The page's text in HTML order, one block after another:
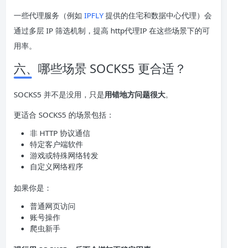
一些代理服务（例如 IPFLY提供的住宅和数据中心代理）会
通过多层 IP 筛选机制，提高 http代理IP 在这些场景下的可
用率。
六、哪些场景 SOCKS5 更合适？
SOCKS5 并不是没用，只是用错地方问题很大。
更适合 SOCKS5 的场景包括：
非 HTTP 协议通信
特定客户端软件
游戏或特殊网络转发
自定义网络程序
如果你是：
普通网页访问
账号操作
爬虫新手